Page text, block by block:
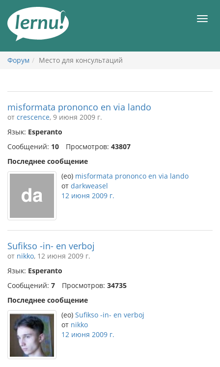
содержанию
Форум Место для консультаций
misformata prononco en via lando
от crescence, 9 июня 2009 г.
Язык: Esperanto
Сообщений: 10 Просмотров: 43807
Последнее сообщение
(eo) misformata prononco en via lando
от darkweasel
12 июня 2009 г.
Sufikso -in- en verboj
от nikko, 12 июня 2009 г.
Язык: Esperanto
Сообщений: 7 Просмотров: 34735
Последнее сообщение
(eo) Sufikso -in- en verboj
от nikko
12 июня 2009 г.